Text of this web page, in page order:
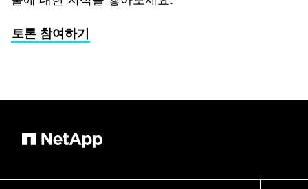
토론 참여하기